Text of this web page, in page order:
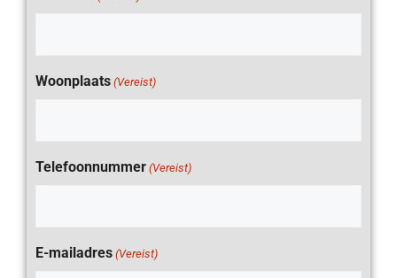
Woonplaats (Vereist)
Telefoonnummer (Vereist)
E-mailadres (Vereist)